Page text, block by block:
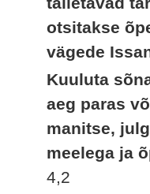
otsitakse
vägede
Kuuluta
aeg paras
manitse,
meelega ja
4,2